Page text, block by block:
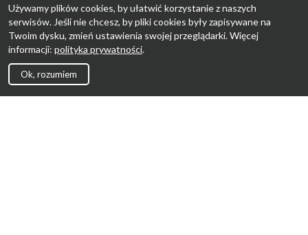
Używamy plików cookies, by ułatwić korzystanie z naszych
serwisów. Jeśli nie chcesz, by pliki cookies były zapisywane na
Twoim dysku, zmień ustawienia swojej przeglądarki. Więcej
informacji: polityka prywatności.
Ok, rozumiem